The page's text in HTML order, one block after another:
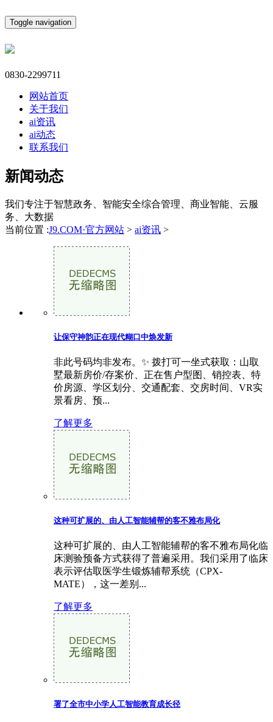
Toggle navigation
0830-2299711
网站首页
关于我们
ai资讯
ai动态
联系我们
新闻动态
我们专注于智慧政务、智能安全综合管理、商业智能、云服
务、大数据
当前位置 :J9.COM·官方网站 > ai资讯 >
让保守神韵正在现代糊口中焕发新
非此号码均非发布。✨ 拨打可一坐式获取：山取
墅最新房价/存案价、正在售户型图、销控表、特
价房源、学区划分、交通配套、交房时间、VR实
景看房、预...
了解更多
这种可扩展的、由人工智能辅帮的客不雅布局化
这种可扩展的、由人工智能辅帮的客不雅布局化临
床测验预备方式获得了普遍采用。我们采用了临床
表示评估取医学生锻炼辅帮系统（CPX-
MATE），这一差别...
了解更多
署了全市中小学人工智能教育成长径